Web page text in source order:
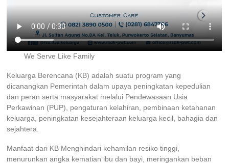
We Serve Like Family
Keluarga Berencana (KB) adalah suatu program yang
dicanangkan Pemerintah dalam upaya peningkatan kepedulian
dan peran serta masyarakat melalui Pendewasaan Usia
Perkawinan (PUP), pengaturan kelahiran, pembinaan ketahanan
keluarga, peningkatan kesejahteraan keluarga kecil, bahagia dan
sejahtera.
Manfaat dari KB Menghindari kehamilan resiko tinggi,
menurunkan angka kematian ibu dan bayi, meringankan beban